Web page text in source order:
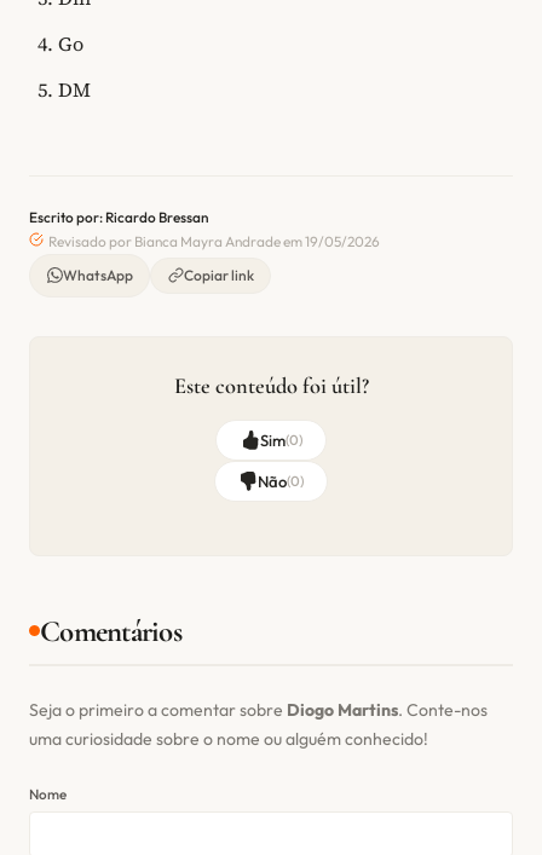
Go
DM
Escrito por: Ricardo Bressan
Revisado por Bianca Mayra Andrade em 19/05/2026
WhatsApp
Copiar link
Este conteúdo foi útil?
Sim(0)
Não(0)
Comentários
Seja o primeiro a comentar sobre Diogo Martins. Conte-nos
uma curiosidade sobre o nome ou alguém conhecido!
Nome